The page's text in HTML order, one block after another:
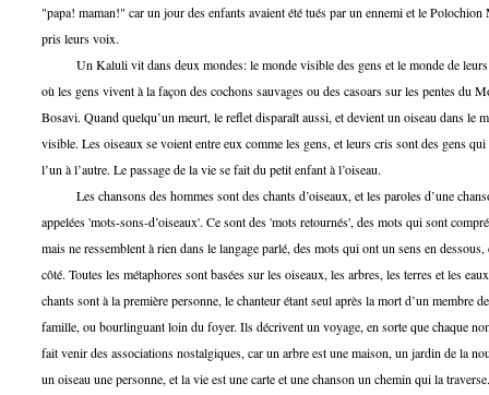
"papa! maman!" car un jour des enfants avaient été tués par un ennemi et le Polochion
pris leurs voix.
Un Kaluli vit dans deux mondes: le monde visible des gens et le monde de leurs
où les gens vivent à la façon des cochons sauvages ou des casoars sur les pentes du
Bosavi. Quand quelqu’un meurt, le reflet disparaît aussi, et devient un oiseau dans le
visible. Les oiseaux se voient entre eux comme les gens, et leurs cris sont des gens qui
l’un à l’autre. Le passage de la vie se fait du petit enfant à l’oiseau.
Les chansons des hommes sont des chants d’oiseaux, et les paroles d’une
appelées 'mots-sons-d’oiseaux'. Ce sont des 'mots retournés', des mots qui sont
mais ne ressemblent à rien dans le langage parlé, des mots qui ont un sens en dessous,
côté. Toutes les métaphores sont basées sur les oiseaux, les arbres, les terres et les
chants sont à la première personne, le chanteur étant seul après la mort d’un membre
famille, ou bourlinguant loin du foyer. Ils décrivent un voyage, en sorte que chaque
fait venir des associations nostalgiques, car un arbre est une maison, un jardin de la
un oiseau une personne, et la vie est une carte et une chanson un chemin qui la traverse.